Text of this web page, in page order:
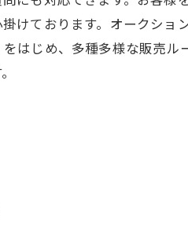
けております。オークショ
をはじめ、多種多様な販売